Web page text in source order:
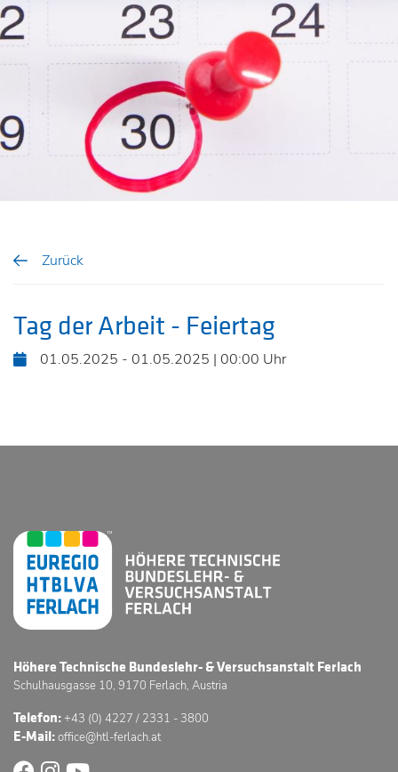
Zurück
Tag der Arbeit - Feiertag
01.05.2025 - 01.05.2025 | 00:00 Uhr
Höhere Technische Bundeslehr- & Versuchsanstalt Ferlach
Schulhausgasse 10, 9170 Ferlach, Austria
Telefon:+43 (0) 4227 / 2331 - 3800
E-Mail:office@htl-ferlach.at